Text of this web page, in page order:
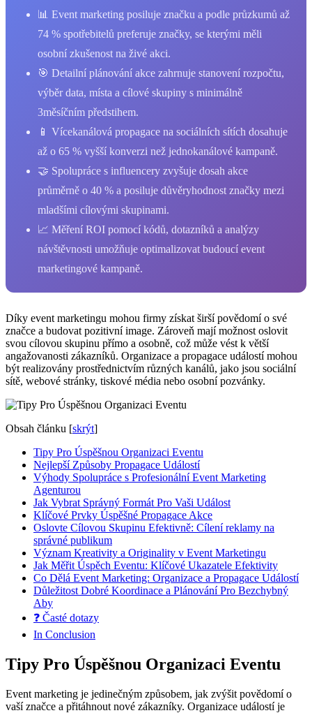
📊 Event marketing posiluje značku a podle průzkumů až
74 % spotřebitelů preferuje značky, se kterými měli
osobní zkušenost na živé akci.
🎯 Detailní plánování akce zahrnuje stanovení rozpočtu,
výběr data, místa a cílové skupiny s minimálně
3měsíčním předstihem.
📱 Vícekanálová propagace na sociálních sítích dosahuje
až o 65 % vyšší konverzi než jednokanálové kampaně.
🤝 Spolupráce s influencery zvyšuje dosah akce
průměrně o 40 % a posiluje důvěryhodnost značky mezi
mladšími cílovými skupinami.
📈 Měření ROI pomocí kódů, dotazníků a analýzy
návštěvnosti umožňuje optimalizovat budoucí event
marketingové kampaně.
Díky event marketingu mohou firmy získat širší povědomí o⁢ své
značce a ⁢budovat pozitivní ‍image. Zároveň ⁣mají možnost oslovit
svou cílovou ⁣skupinu přímo a osobně,‍ což‌ může vést k větší
angažovanosti zákazníků. Organizace a propagace ​událostí mohou
být realizovány prostřednictvím různých kanálů, jako jsou ⁤sociální
sítě, ⁤webové stránky, tiskové média nebo osobní pozvánky.
Obsah článku [skrýt]
Tipy Pro⁢ Úspěšnou Organizaci Eventu
Nejlepší Způsoby Propagace Událostí
Výhody Spolupráce s Profesionální Event Marketing
Agenturou
Jak Vybrat Správný Formát Pro Vaši ⁣Událost
Klíčové Prvky Úspěšné Propagace⁢ Akce
Oslovte Cílovou Skupinu Efektivně: Cílení reklamy na
správné publikum
Význam Kreativity ​a Originality v Event ‌Marketingu
Jak ⁢Měřit Úspěch Eventu: Klíčové Ukazatele Efektivity
Co Dělá Event ‍Marketing: Organizace ⁣a ‍Propagace ⁤Událostí
Důležitost ​Dobré Koordinace ‌a ⁤Plánování Pro‍ Bezchybný
Aby
❓ Časté dotazy
In ‌Conclusion
Tipy Pro⁢ Úspěšnou Organizaci Eventu
Event ​marketing je ‍jedinečným způsobem, jak zvýšit ​povědomí o
vaší ⁤značce a přitáhnout ⁤nové⁤ zákazníky.⁢ Organizace ‍událostí je